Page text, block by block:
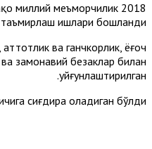
миллий меъморчилик
ишлари бошланди.
ва ганчкорлик, ёғоч
замонавий безаклар билан
уйғунлаштирилган.
сиғдира оладиган бўлди.